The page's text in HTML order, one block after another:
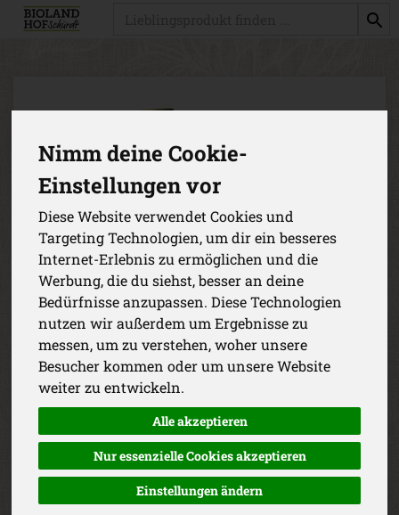
Nimm deine Cookie-
Einstellungen vor
Diese Website verwendet Cookies und
Targeting Technologien, um dir ein besseres
Internet-Erlebnis zu ermöglichen und die
Werbung, die du siehst, besser an deine
Bedürfnisse anzupassen. Diese Technologien
nutzen wir außerdem um Ergebnisse zu
messen, um zu verstehen, woher unsere
Besucher kommen oder um unsere Website
weiter zu entwickeln.
Alle akzeptieren
Nur essenzielle Cookies akzeptieren
Einstellungen ändern
Leuchtturmkäse, 12 Monate
Beim Leuchtturm Käse handelt es sich
um einen extralang gereiften Nordsee
Käse. Dieser Käse wird speziell vom
Käsemeister ausgewählt und ca. 1 Jahr
gereift. Dank der zusätzlichen Lagerzeit
fallen Geschmack und Konsistenz noch
intensiver aus: Noch mehr Geschmack